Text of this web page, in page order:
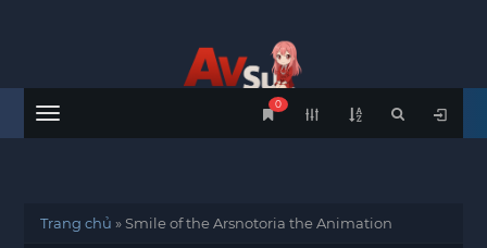
Menu
0
Trang chủ »Smile of the Arsnotoria the Animation